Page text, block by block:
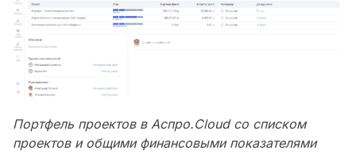
Портфель проектов в Аспро.Cloud со списком
проектов и общими финансовыми показателями